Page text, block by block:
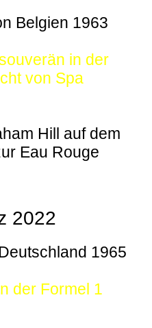
Belgien 1963
in der
von Spa
Hill auf dem
Eau Rouge
2022
1965
der Formel 1